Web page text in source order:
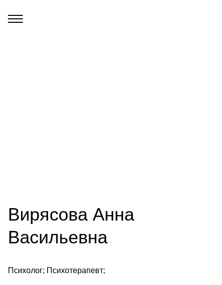
Вирясова Анна
Васильевна
Психолог; Психотерапевт;